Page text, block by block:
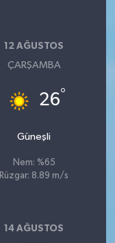
12 AĞUSTOS
ÇARŞAMBA
26°
Güneşli
Nem: %65
Rüzgar: 8.89 m/s
14 AĞUSTOS